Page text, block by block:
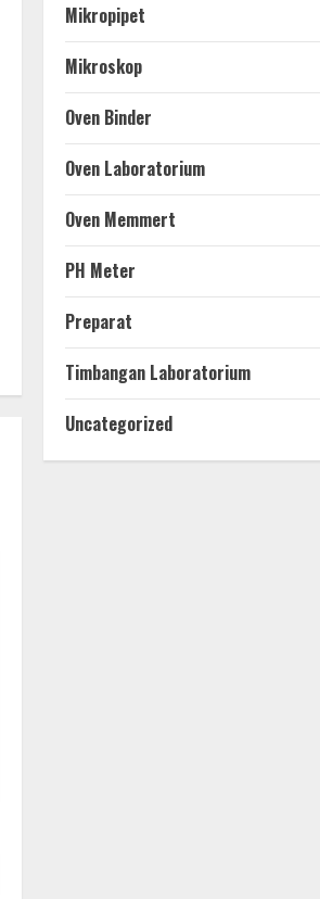
Mikropipet
Mikroskop
Oven Binder
Oven Laboratorium
Oven Memmert
PH Meter
Preparat
Timbangan Laboratorium
Uncategorized